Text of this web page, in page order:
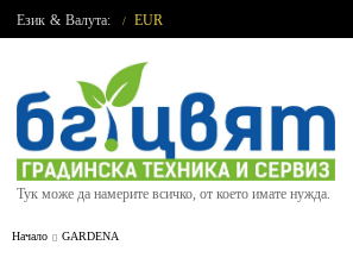
Език & Валута: / EUR
Тук може да намерите всичко, от което имате нужда.
Начало GARDENA